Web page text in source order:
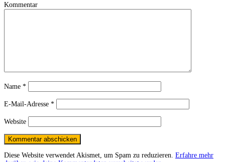
Kommentar
Name *
E-Mail-Adresse *
Website
Diese Website verwendet Akismet, um Spam zu reduzieren. Erfahre mehr